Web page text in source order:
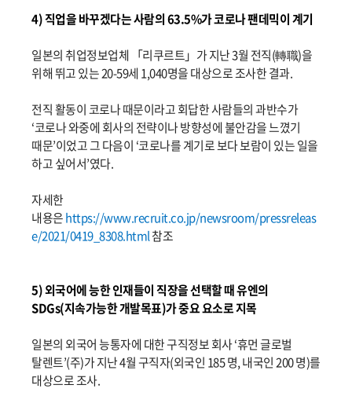
4) 직업을 바꾸겠다는 사람의 63.5%가 코로나 팬데믹이 계기
일본의 취업정보업체 「리쿠르트」가 지난 3월 전직(轉職)을
위해 뛰고 있는 20-59세 1,040명을 대상으로 조사한 결과.
전직 활동이 코로나 때문이라고 회답한 사람들의 과반수가
‘코로나 와중에 회사의 전략이나 방향성에 불안감을 느꼈기
때문’이었고 그 다음이 ‘코로나를 계기로 보다 보람이 있는 일을
하고 싶어서’였다.
자세한
내용은https://www.recruit.co.jp/newsroom/pressreleas
e/2021/0419_8308.html참조
5) 외국어에 능한 인재들이 직장을 선택할 때 유엔의
SDGs(지속가능한 개발목표)가 중요 요소로 지목
일본의 외국어 능통자에 대한 구직정보 회사 ‘휴먼 글로벌
탈렌트’(주)가 지난 4월 구직자(외국인 185 명, 내국인 200 명)를
대상으로 조사.